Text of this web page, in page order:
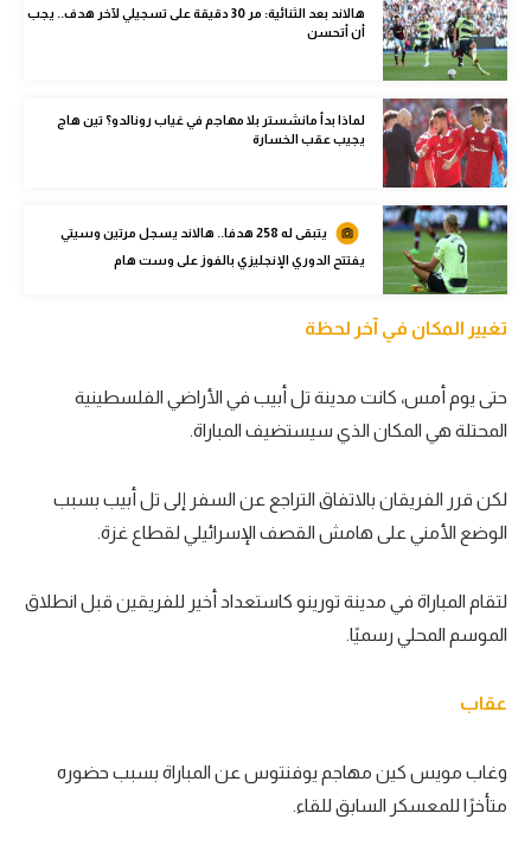
الوطن العربي
رياضة نسائية
آسيا
أمريكا
ركن الألعاب
Gamers
تحقيق في الجول
تقرير في الجول
حكايات في الجول
هالاند بعد الثنائية: مر 30 دقيقة على تسجيلي لآخر هدف.. يجب
أن أتحسن
لماذا بدأ مانشستر بلا مهاجم في غياب رونالدو؟ تين هاج
يجيب عقب الخسارة
يتبقى له 258 هدفا.. هالاند يسجل مرتين وسيتي
يفتتح الدوري الإنجليزي بالفوز على وست هام
تغيير المكان في آخر لحظة
حتى يوم أمس، كانت مدينة تل أبيب في الأراضي الفلسطينية
المحتلة هي المكان الذي سيستضيف المباراة.
لكن قرر الفريقان بالاتفاق التراجع عن السفر إلى تل أبيب بسبب
الوضع الأمني على هامش القصف الإسرائيلي لقطاع غزة.
لتقام المباراة في مدينة تورينو كاستعداد أخير للفريقين قبل انطلاق
الموسم المحلي رسميًا.
عقاب
وغاب مويس كين مهاجم يوفنتوس عن المباراة بسبب حضوره
متأخرًا للمعسكر السابق للقاء.